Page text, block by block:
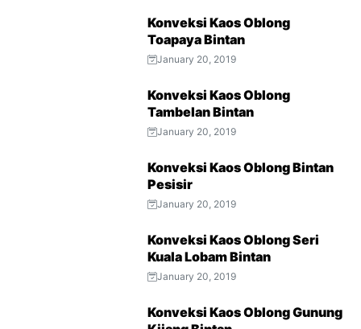
Konveksi Kaos Oblong
Toapaya Bintan
January 20, 2019
Konveksi Kaos Oblong
Tambelan Bintan
January 20, 2019
Konveksi Kaos Oblong Bintan
Pesisir
January 20, 2019
Konveksi Kaos Oblong Seri
Kuala Lobam Bintan
January 20, 2019
Konveksi Kaos Oblong Gunung